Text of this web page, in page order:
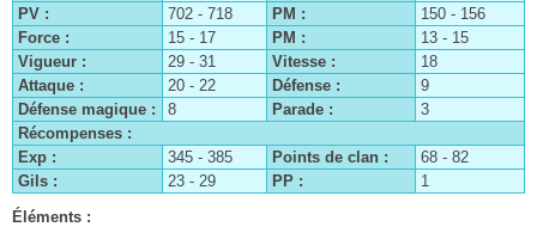
PV :
702 - 718 PM :
150 - 156
Force :
15 - 17 PM :
13 - 15
Vigueur :
29 - 31 Vitesse :
18
Attaque :
20 - 22 Défense :
9
Défense magique :
8 Parade :
3
Récompenses :
Exp :
345 - 385 Points de clan :
68 - 82
Gils :
23 - 29 PP :
1
Éléments :